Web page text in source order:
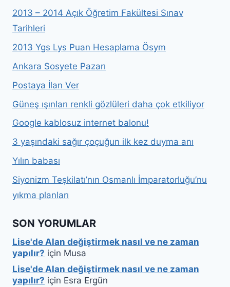
2013 – 2014 Açık Öğretim Fakültesi Sınav
Tarihleri
2013 Ygs Lys Puan Hesaplama Ösym
Ankara Sosyete Pazarı
Postaya İlan Ver
Güneş ışınları renkli gözlüleri daha çok etkiliyor
Google kablosuz internet balonu!
3 yaşındaki sağır çoçuğun ilk kez duyma anı
Yılın babası
Siyonizm Teşkilatı’nın Osmanlı İmparatorluğu’nu
yıkma planları
SON YORUMLAR
Lise'de Alan değiştirmek nasıl ve ne zaman
yapılır? için Musa
Lise'de Alan değiştirmek nasıl ve ne zaman
yapılır? için Esra Ergün